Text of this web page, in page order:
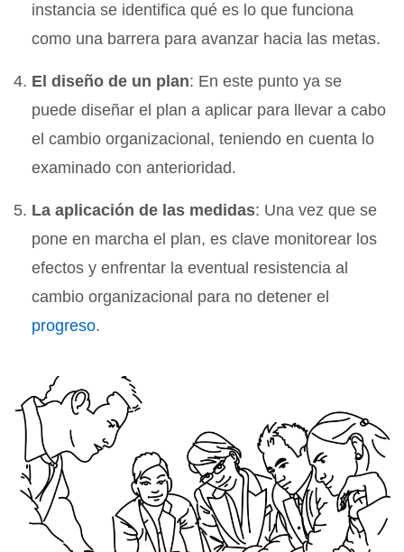
instancia se identifica qué es lo que funciona
como una barrera para avanzar hacia las metas.
El diseño de un plan: En este punto ya se
puede diseñar el plan a aplicar para llevar a cabo
el cambio organizacional, teniendo en cuenta lo
examinado con anterioridad.
La aplicación de las medidas: Una vez que se
pone en marcha el plan, es clave monitorear los
efectos y enfrentar la eventual resistencia al
cambio organizacional para no detener el
progreso.